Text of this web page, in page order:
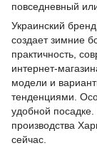
повседневный
Украинский
создает зимние
практичность,
интернет-
модели и
тенденциями.
удобной
производства
сейчас.